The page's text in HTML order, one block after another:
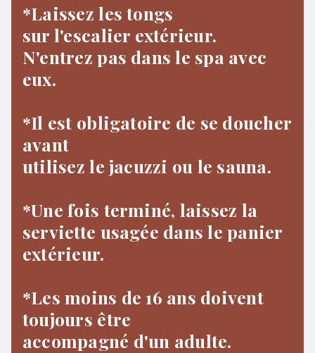
*Laissez les tongs
sur l'escalier extérieur.
N'entrez pas dans le spa avec
eux.
*Il est obligatoire de se doucher
avant
utilisez le jacuzzi ou le sauna.
*Une fois terminé, laissez la
serviette usagée dans le panier
extérieur.
*Les moins de 16 ans doivent
toujours être
accompagné d'un adulte.